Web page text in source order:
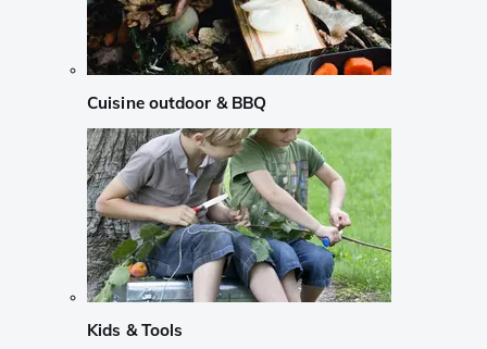
Cuisine outdoor & BBQ
Kids & Tools